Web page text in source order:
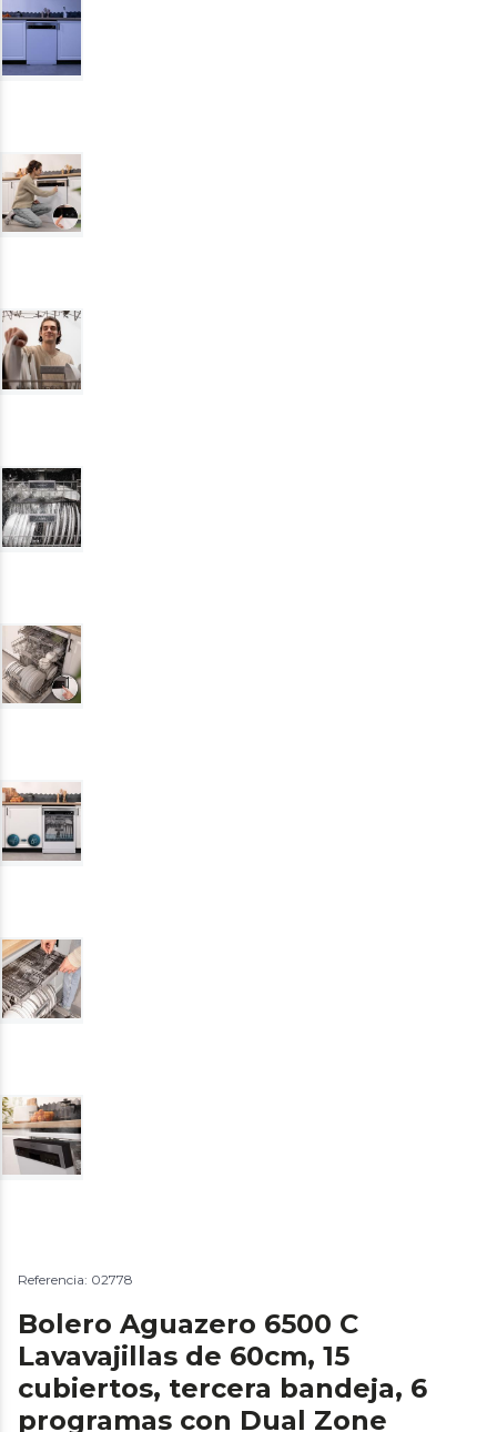
Referencia: 02778
Bolero Aguazero 6500 C
Lavavajillas de 60cm, 15
cubiertos, tercera bandeja, 6
programas con Dual Zone